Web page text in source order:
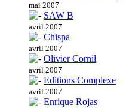
mai 2007
SAW B
avril 2007
Chispa
avril 2007
Olivier Cornil
avril 2007
Editions Complexe
avril 2007
Enrique Rojas